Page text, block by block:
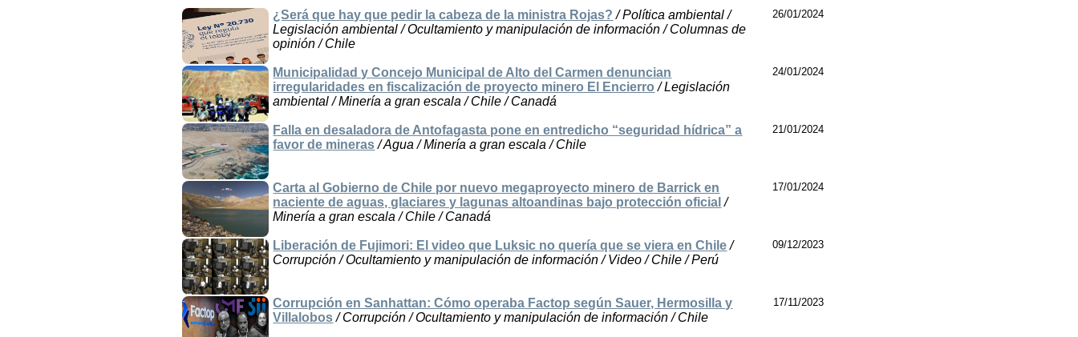
¿Será que hay que pedir la cabeza de la ministra Rojas? / Política ambiental /
Legislación ambiental / Ocultamiento y manipulación de información / Columnas de
opinión / Chile
26/01/2024
Municipalidad y Concejo Municipal de Alto del Carmen denuncian
irregularidades en fiscalización de proyecto minero El Encierro / Legislación
ambiental / Minería a gran escala / Chile / Canadá
24/01/2024
Falla en desaladora de Antofagasta pone en entredicho “seguridad hídrica” a
favor de mineras/ Agua / Minería a gran escala / Chile
21/01/2024
Carta al Gobierno de Chile por nuevo megaproyecto minero de Barrick en
naciente de aguas, glaciares y lagunas altoandinas bajo protección oficial /
Minería a gran escala / Chile / Canadá
17/01/2024
Liberación de Fujimori: El video que Luksic no quería que se viera en Chile/
Corrupción / Ocultamiento y manipulación de información / Video / Chile / Perú
09/12/2023
Corrupción en Sanhattan: Cómo operaba Factop según Sauer, Hermosilla y
Villalobos/ Corrupción / Ocultamiento y manipulación de información / Chile
17/11/2023